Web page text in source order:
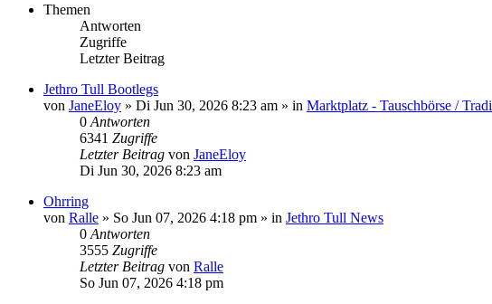
Themen
Antworten
Zugriffe
Letzter Beitrag
Jethro Tull Bootlegs
von JaneEloy » Di Jun 30, 2026 8:23 am » in Marktplatz - Tauschbörse /
0 Antworten
6341 Zugriffe
Letzter Beitrag von JaneEloy
Di Jun 30, 2026 8:23 am
Ohrring
von Ralle » So Jun 07, 2026 4:18 pm » in Jethro Tull News
0 Antworten
3555 Zugriffe
Letzter Beitrag von Ralle
So Jun 07, 2026 4:18 pm